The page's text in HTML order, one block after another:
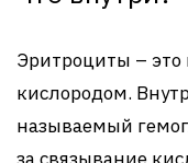
Эритроциты – это
кислородом.
называемый